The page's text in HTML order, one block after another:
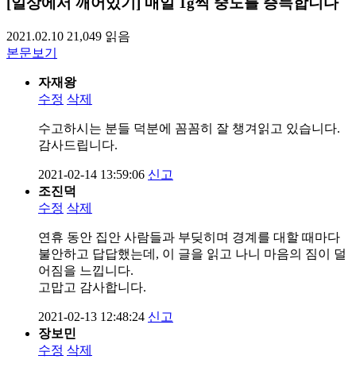
2021.02.10 21,049 읽음
본문보기
자재왕
수정 삭제
수고하시는 분들 덕분에 꼼꼼히 잘 챙겨읽고 있습니다.
감사드립니다.
2021-02-14 13:59:06 신고
조진덕
수정 삭제
연휴 동안 집안 사람들과 부딪히며 경계를 대할 때마다
불안하고 답답했는데, 이 글을 읽고 나니 마음의 짐이 덜
어짐을 느낍니다.
고맙고 감사합니다.
2021-02-13 12:48:24 신고
장보민
수정 삭제